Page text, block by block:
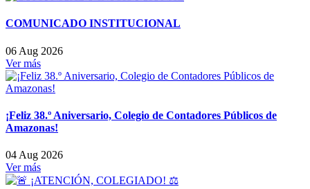
COMUNICADO INSTITUCIONAL
06 Aug 2026
Ver más
¡Feliz 38.º Aniversario, Colegio de Contadores Públicos de
Amazonas!
04 Aug 2026
Ver más